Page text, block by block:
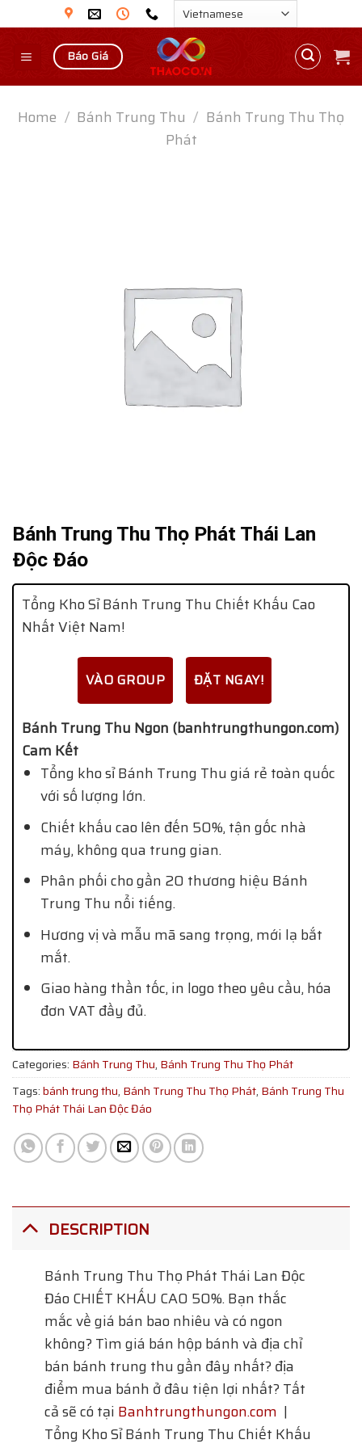
to
content
Báo Giá
Home / Bánh Trung Thu / Bánh Trung Thu Thọ
Phát
Bánh Trung Thu Thọ Phát Thái Lan
Độc Đáo
Tổng Kho Sỉ Bánh Trung Thu Chiết Khấu Cao
Nhất Việt Nam!
VÀO GROUP ĐẶT NGAY!
Bánh Trung Thu Ngon (banhtrungthungon.com)
Cam Kết
Tổng kho sỉ Bánh Trung Thu giá rẻ toàn quốc
với số lượng lớn.
Chiết khấu cao lên đến 50%, tận gốc nhà
máy, không qua trung gian.
Phân phối cho gần 20 thương hiệu Bánh
Trung Thu nổi tiếng.
Hương vị và mẫu mã sang trọng, mới lạ bắt
mắt.
Giao hàng thần tốc, in logo theo yêu cầu, hóa
đơn VAT đầy đủ.
Categories: Bánh Trung Thu, Bánh Trung Thu Thọ Phát
Tags:bánh trung thu, Bánh Trung Thu Thọ Phát, Bánh Trung Thu
Thọ Phát Thái Lan Độc Đáo
DESCRIPTION
Bánh Trung Thu Thọ Phát Thái Lan Độc
Đáo CHIẾT KHẤU CAO 50%. Bạn thắc
mắc về giá bán bao nhiêu và có ngon
không? Tìm giá bán hộp bánh và địa chỉ
bán bánh trung thu gần đây nhất? địa
điểm mua bánh ở đâu tiện lợi nhất? Tất
cả sẽ có tại Banhtrungthungon.com |
Tổng Kho Sỉ Bánh Trung Thu Chiết Khấu